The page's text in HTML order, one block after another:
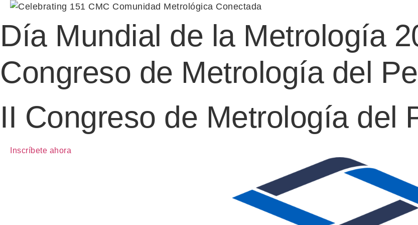
Día Mundial de la Metrología
Congreso de Metrología del
II Congreso de Metrología del
Inscríbete ahora